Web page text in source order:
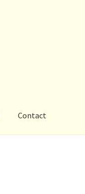
Contact